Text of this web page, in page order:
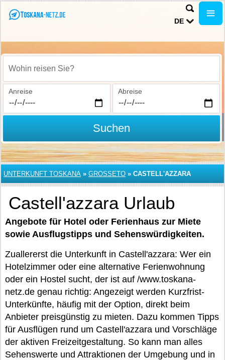
DE
Wohin reisen Sie?
Anreise Abreise
Suchen
UNTERKUNFT TOSKANA » GROSSETO » CASTELL'AZZARA
Castell'azzara Urlaub
Angebote für Hotel oder Ferienhaus zur Miete
sowie Ausflugstipps und Sehenswürdigkeiten.
Zuallererst die Unterkunft in Castell'azzara: Wer ein
Hotelzimmer oder eine alternative Ferienwohnung
oder ein Hostel sucht, der ist auf /www.toskana-
netz.de genau richtig: Angezeigt werden Kurzfrist-
Unterkünfte, häufig mit der Option, direkt beim
Anbieter preisgünstig zu mieten. Dazu kommen Tipps
für Ausflügen rund um Castell'azzara und Vorschläge
der aktiven Freizeitgestaltung. So kann man alles
Sehenswerte und Attraktionen der Umgebung und in